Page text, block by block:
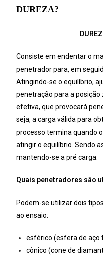
DUREZA?
Consiste em endentar o
penetrador para, em
Atingindo-se o equilíbrio,
penetração para a posição
efetiva, que provocará
seja, a carga válida para
processo termina quando
atingir o equilíbrio. Sendo
mantendo-se a pré carga.
Quais penetradores são
Podem-se utilizar dois
ao ensaio:
esférico (esfera de aço
cônico (cone de